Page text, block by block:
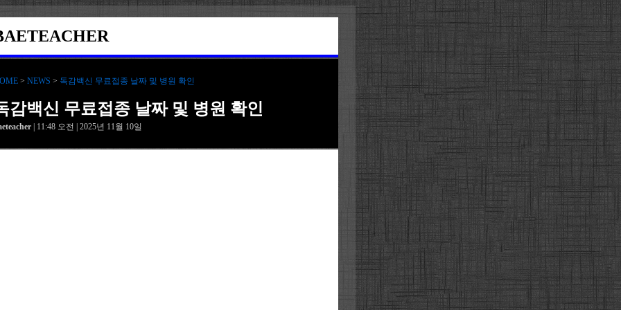
> NEWS > 독감백신 무료접종 날짜 및 병원 확인
감백신 무료접종 날짜 및 병원 확인
| 11:48 오전 | 2025년 11월 10일